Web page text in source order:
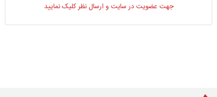
جهت عضویت در سایت و ارسال نظر کلیک نمایید